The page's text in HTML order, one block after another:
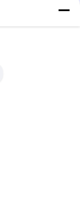
/ Tester
mm x 115 mm
z